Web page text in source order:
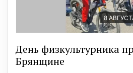
8
День физкультурника
Брянщине